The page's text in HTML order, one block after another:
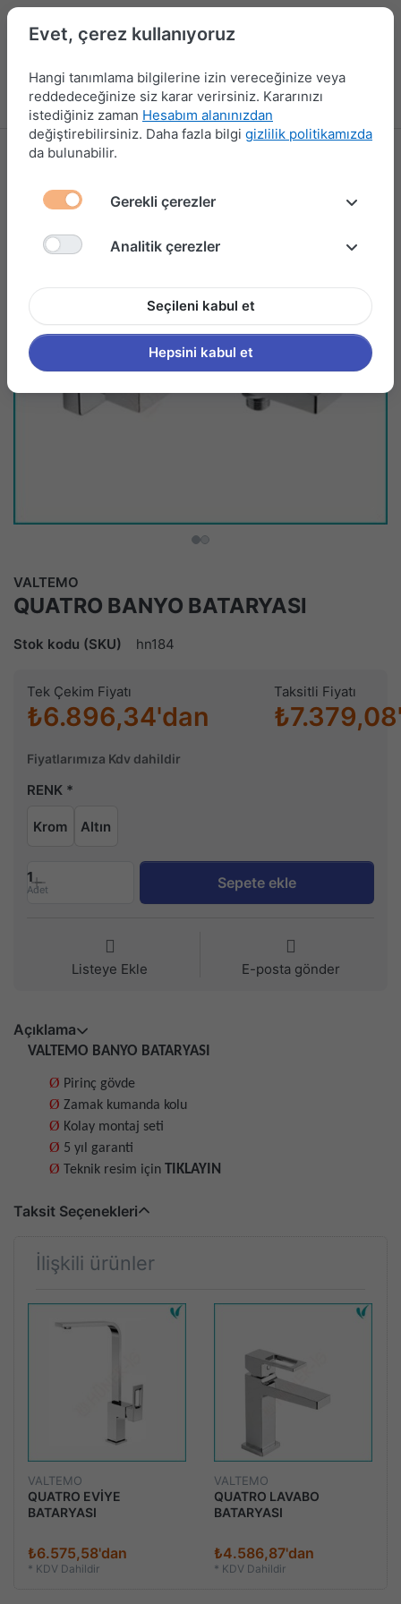
Menü Kampanyalar Yeni Ürünler Giriş yap
VALTEMO
QUATRO BANYO BATARYASI
Stok kodu (SKU) hn184
Tek Çekim Fiyatı
₺6.896,34'dan
Taksitli Fiyatı
Fiyatlarımıza Kdv dahildir
RENK
Krom Altın
1
Adet Sepete ekle
Listeye Ekle E-posta gönder
Açıklama
VALTEMO BANYO BATARYASI
Ø Pirinç gövde
Ø Zamak kumanda kolu
Ø Kolay montaj seti
Ø 5 yıl garanti
Ø Teknik resim için TIKLAYIN
Taksit Seçenekleri
İlişkili ürünler
VALTEMO
QUATRO EVİYE
BATARYASI
₺6.575,58'dan
* KDV Dahildir
VALTEMO
QUATRO LAVABO
BATARYASI
₺4.586,87'dan
* KDV Dahildir
Evet, çerez kullanıyoruz
Hangi tanımlama bilgilerine izin vereceğinize veya
reddedeceğinize siz karar verirsiniz. Kararınızı
istediğiniz zaman Hesabım alanınızdan
değiştirebilirsiniz. Daha fazla bilgi gizlilik politikamızda
da bulunabilir.
Gerekli çerezler
Analitik çerezler
Seçileni kabul et
Hepsini kabul et